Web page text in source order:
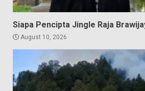
Siapa Pencipta Jingle Raja
August 10, 2026